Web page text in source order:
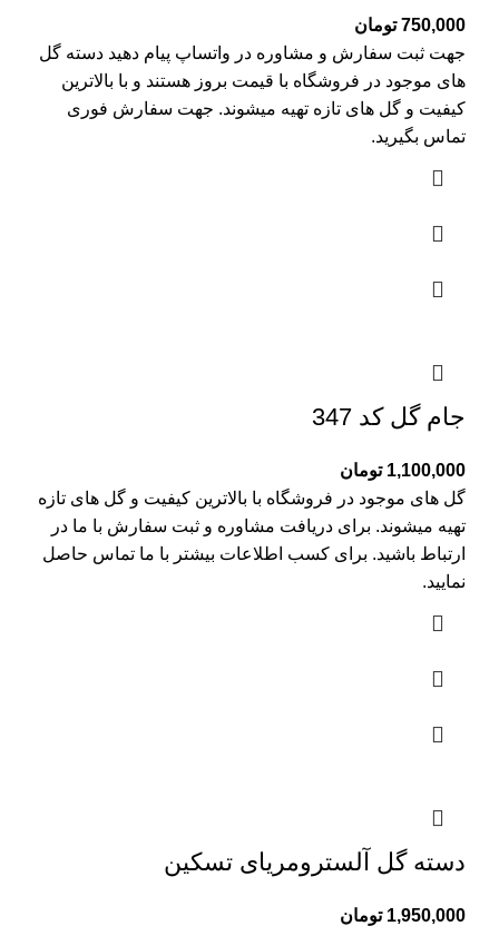
750,000 تومان
جهت ثبت سفارش و مشاوره در واتساپ پیام دهید دسته گل
های موجود در فروشگاه با قیمت بروز هستند و با بالاترین
کیفیت و گل های تازه تهیه میشوند. جهت سفارش فوری
تماس بگیرید.
جام گل کد 347
1,100,000 تومان
گل های موجود در فروشگاه با بالاترین کیفیت و گل های تازه
تهیه میشوند. برای دریافت مشاوره و ثبت سفارش با ما در
ارتباط باشید. برای کسب اطلاعات بیشتر با ما تماس حاصل
نمایید.
دسته گل آلسترومریای تسکین
1,950,000 تومان